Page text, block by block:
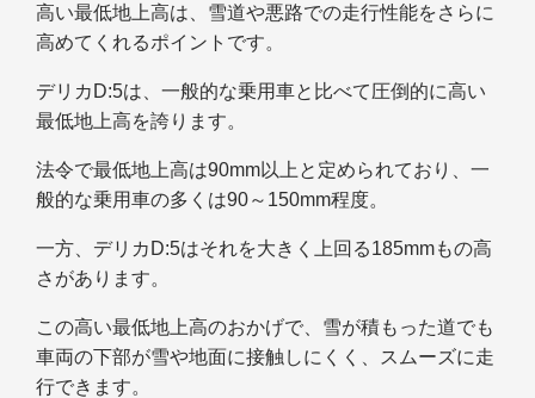
高い最低地上高は、雪道や悪路での走行性能をさらに
高めてくれるポイントです。
デリカD:5は、一般的な乗用車と比べて圧倒的に高い
最低地上高を誇ります。
法令で最低地上高は90mm以上と定められており、一
般的な乗用車の多くは90～150mm程度。
一方、デリカD:5はそれを大きく上回る185mmもの高
さがあります。
この高い最低地上高のおかげで、雪が積もった道でも
車両の下部が雪や地面に接触しにくく、スムーズに走
行できます。